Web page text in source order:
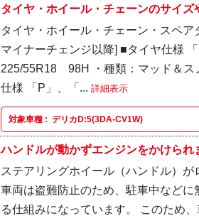
タイヤ・ホイール・チェーンのサイ
タイヤ・ホイール・チェーン・スペ
マイナーチェンジ以降] ■タイヤ仕様
225/55R18 98H ・種類：マッド＆ス
仕様 「P」、「... 詳細表示
対象車種 : デリカD:5(3DA-CV1W)
ハンドルが動かずエンジンをかけら
ステアリングホイール（ハンドル）
車両は盗難防止のため、駐車中など
る仕組みになっています。 このため